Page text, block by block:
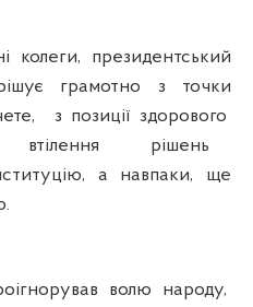
президентський
грамотно з точки
з позиції здорового
рішень
а навпаки, ще
волю народу,